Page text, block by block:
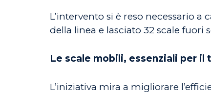
L’intervento si è reso necessario
della linea e lasciato 32 scale fuori
Le scale mobili, essenziali per
L’iniziativa mira a migliorare